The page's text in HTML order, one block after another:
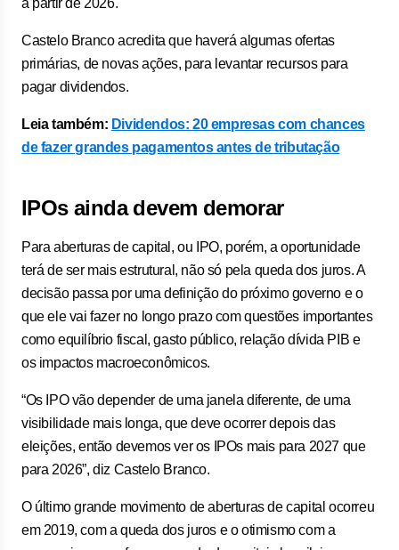
a partir de 2026.
Castelo Branco acredita que haverá algumas ofertas
primárias, de novas ações, para levantar recursos para
pagar dividendos.
Leia também: Dividendos: 20 empresas com chances
de fazer grandes pagamentos antes de tributação
IPOs ainda devem demorar
Para aberturas de capital, ou IPO, porém, a oportunidade
terá de ser mais estrutural, não só pela queda dos juros. A
decisão passa por uma definição do próximo governo e o
que ele vai fazer no longo prazo com questões importantes
como equilíbrio fiscal, gasto público, relação dívida PIB e
os impactos macroeconômicos.
“Os IPO vão depender de uma janela diferente, de uma
visibilidade mais longa, que deve ocorrer depois das
eleições, então devemos ver os IPOs mais para 2027 que
para 2026”, diz Castelo Branco.
O último grande movimento de aberturas de capital ocorreu
em 2019, com a queda dos juros e o otimismo com a